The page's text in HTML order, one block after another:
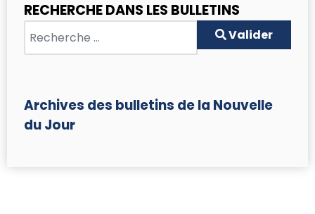
RECHERCHE DANS LES BULLETINS
Valider
Archives des bulletins de la Nouvelle
du Jour